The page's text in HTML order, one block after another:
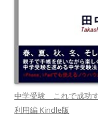
中学受験 これで成功
利用編 Kindle版